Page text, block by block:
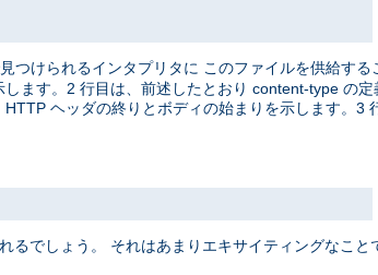
つけられるインタプリタに このファイルを供給する
ます。2 行目は、前述したとおり content-type の定
ヘッダの終りとボディの始まりを示します。3
るでしょう。 それはあまりエキサイティングなこと